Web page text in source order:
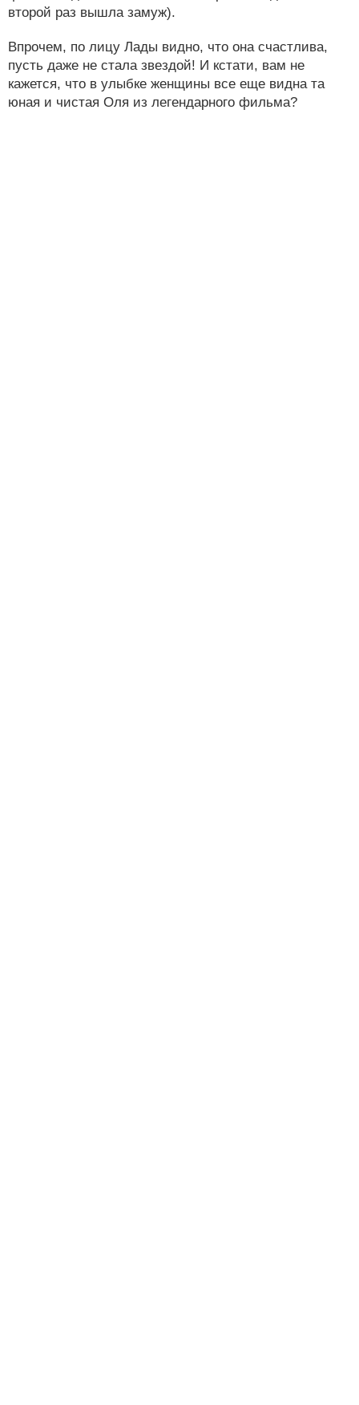
второй раз вышла замуж).
Впрочем, по лицу Лады видно, что она счастлива,
пусть даже не стала звездой! И кстати, вам не
кажется, что в улыбке женщины все еще видна та
юная и чистая Оля из легендарного фильма?